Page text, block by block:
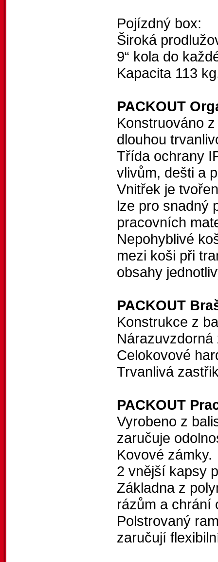
Pojízdný box:
Široká
9“ kola do
Kapacita 113
PACKOUT
Konstruováno
dlouhou
Třída ochrany
vlivům, dešti a
Vnitřek je
lze pro snadný
pracovních
Nepohyblivé
mezi koši při
obsahy
PACKOUT
Konstrukce z
Celokovové
Trvanlivá
PACKOUT
Vyrobeno z
zaručuje
Kovové zámky.
2 vnější kapsy
Základna z
rázům a chrání
Polstrovaný
zaručují